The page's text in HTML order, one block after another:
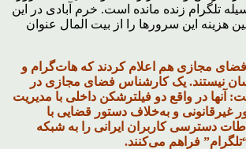
تلگرام زنده مانده است. خرم‌ آبادی در این
هزینه این سرورها را از بیت المال عنوان
مجازی هم اعلام کردند که هات‌گرام و
نیستند. یک کارشناس فضای مجازی در
آنها در واقع دو فیلترشکن داخلی با مدیریت
غیرقانونی و به‌خلاف دستور قضایی با
دسترسی کاربران ایرانی را به شبکه
فراهم می‌کنند.